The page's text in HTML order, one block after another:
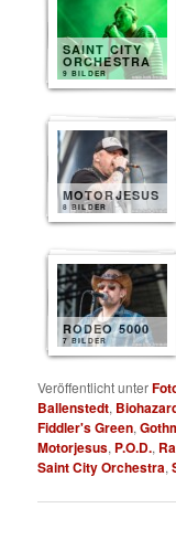
SAINT CITY
ORCHESTRA
9 BILDER
MOTORJESUS
8 BILDER
RODEO 5000
7 BILDER
Veröffentlicht unter
Ballenstedt,
Fiddler's Green,
Motorjesus, P.O.D.,
Saint City Orchestra,